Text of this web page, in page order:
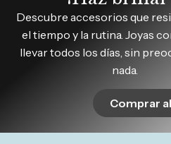
Descubre accesorios que
el tiempo y la rutina. Joyas
llevar todos los días, sin
nada.
Comprar